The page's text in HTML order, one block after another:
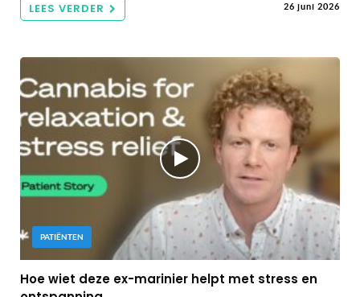
LEES VERDER 26 juni 2026
PATIËNTEN
Hoe wiet deze ex-marinier helpt met stress en